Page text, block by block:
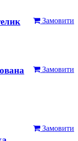
Замовити
Замовити
Замовити